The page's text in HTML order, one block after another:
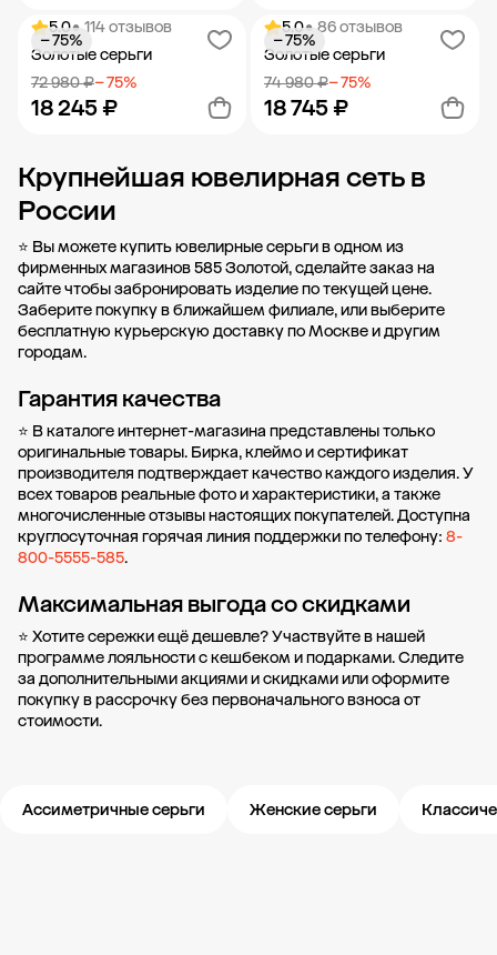
Добавить в корзину Добавить в корзину
5.0• 114 отзывов
Золотые серьги
72 980 ₽− 75%
18 245 ₽
− 75%
Добавить в корзину
5.0• 86 отзывов
Золотые серьги
74 980 ₽− 75%
18 745 ₽
− 75%
Добавить в корзину
Крупнейшая ювелирная сеть в
России
⭐ Вы можете купить ювелирные серьги в одном из
фирменных магазинов 585 Золотой, сделайте заказ на
сайте чтобы забронировать изделие по текущей цене.
Заберите покупку вближайшем филиале, или выберите
бесплатную курьерскую доставку по Москве и другим
городам.
Гарантия качества
⭐ В каталоге интернет-магазина представлены только
оригинальные товары. Бирка, клеймо и сертификат
производителя подтверждает качество каждого изделия. У
всех товаров реальные фото и характеристики, а также
многочисленные отзывы настоящих покупателей. Доступна
круглосуточная горячая линия поддержки по телефону: 8-
800-5555-585.
Максимальная выгода со скидками
⭐ Хотите сережки ещё дешевле? Участвуйте в нашей
программе лояльностис кешбеком и подарками. Следите
за дополнительнымиакциями и скидкамиили оформите
покупку в рассрочкубез первоначального взноса от
стоимости.
Ассиметричные серьги Женские серьги